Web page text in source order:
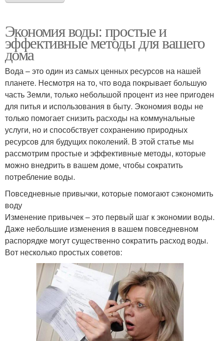
Экономия воды: простые и
эффективные методы для вашего
дома
Вода – это один из самых ценных ресурсов на нашей
планете. Несмотря на то, что вода покрывает большую
часть Земли, только небольшой процент из нее пригоден
для питья и использования в быту. Экономия воды не
только помогает снизить расходы на коммунальные
услуги, но и способствует сохранению природных
ресурсов для будущих поколений. В этой статье мы
рассмотрим простые и эффективные методы, которые
можно внедрить в вашем доме, чтобы сократить
потребление воды.
Повседневные привычки, которые помогают сэкономить
воду
Изменение привычек – это первый шаг к экономии воды.
Даже небольшие изменения в вашем повседневном
распорядке могут существенно сократить расход воды.
Вот несколько простых советов: